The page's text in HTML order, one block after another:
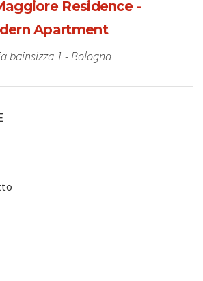
Residence -
Apartment
bainsizza 1 - Bologna